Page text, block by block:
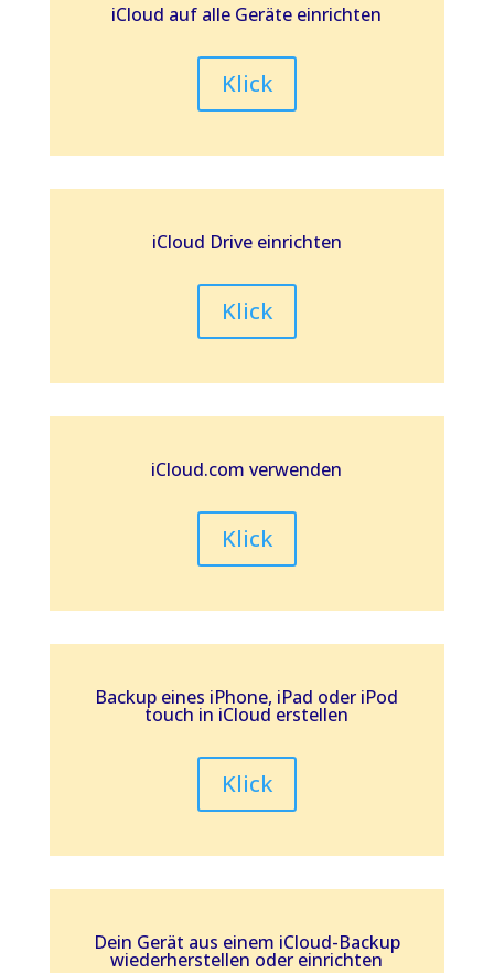
iCloud auf alle Geräte einrichten
Klick
iCloud Drive einrichten
Klick
iCloud.com verwenden
Klick
Backup eines iPhone, iPad oder iPod
touch in iCloud erstellen
Klick
Dein Gerät aus einem iCloud-Backup
wiederherstellen oder einrichten